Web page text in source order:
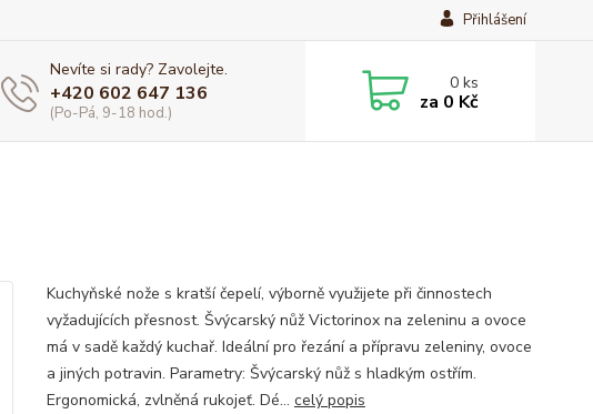
Přihlášení
Nevíte si rady? Zavolejte.
+420 602 647 136
(Po-Pá, 9-18 hod.)
0ks
za 0 Kč
Kuchyňské nože s kratší čepelí, výborně využijete při činnostech
vyžadujících přesnost. Švýcarský nůž Victorinox na zeleninu a ovoce
má v sadě každý kuchař. Ideální pro řezání a přípravu zeleniny, ovoce
a jiných potravin. Parametry: Švýcarský nůž s hladkým ostřím.
Ergonomická, zvlněná rukojeť. Dé... celý popis